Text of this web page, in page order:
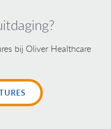
bij Oliver Healthcare